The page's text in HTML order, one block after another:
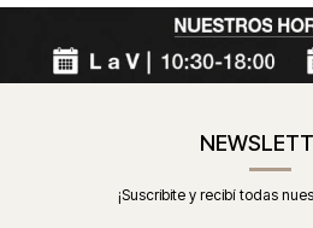
¡Suscribite y recibí todas